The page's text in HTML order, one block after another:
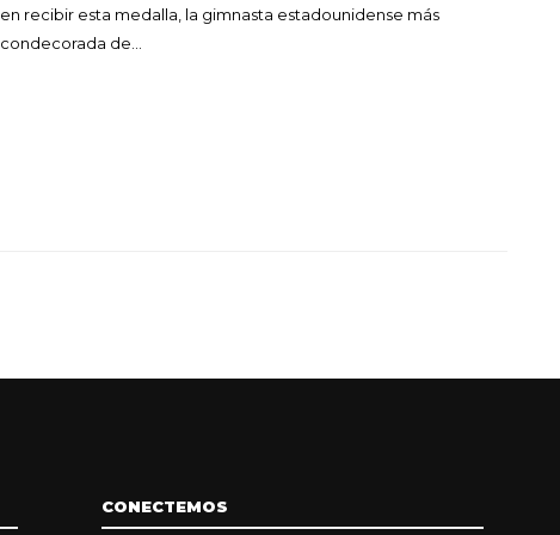
en recibir esta medalla, la gimnasta estadounidense más
condecorada de…
CONECTEMOS